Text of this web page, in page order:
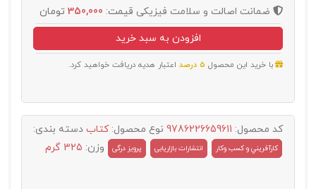
ضمانت اصالت و سلامت فیزیکی قیمت: 350,000 تومان
افزودن به سبد خرید
با خرید این محصول 5 درصد اعتبار هدیه دریافت خواهید کرد.
کد محصول: 9786226659611 نوع محصول:کتاب دسته بندی:
کارآفريني و کسب وکار انتشارات بازاریابی پرویز درگی وزن: 325 گرم